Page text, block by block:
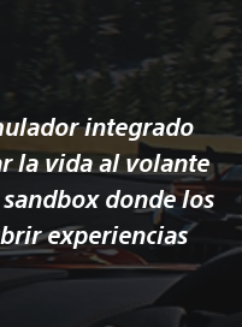
integrado
la vida al volante
donde los
experiencias